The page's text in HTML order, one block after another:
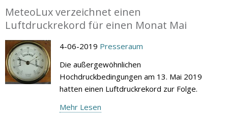
MeteoLux verzeichnet einen
Luftdruckrekord für einen Monat Mai
4-06-2019 Presseraum
Die außergewöhnlichen
Hochdruckbedingungen am 13. Mai 2019
hatten einen Luftdruckrekord zur Folge.
Mehr Lesen